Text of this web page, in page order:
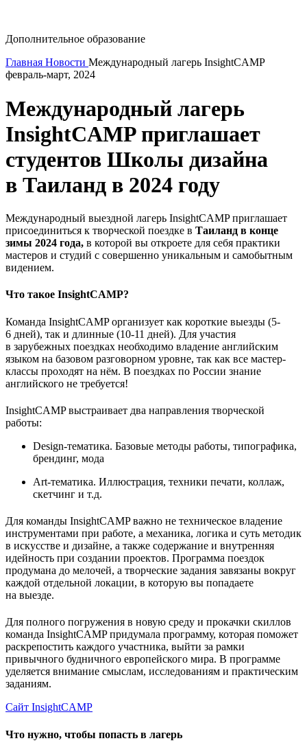
Дополнительное образование
Главная Новости Международный лагерь InsightCAMP
февраль-март, 2024
Международный лагерь
InsightCAMP приглашает
студентов Школы дизайна
в Таиланд в 2024 году
Международный выездной лагерь InsightCAMP приглашает
присоединиться к творческой поездке в Таиланд в конце
зимы 2024 года, в которой вы откроете для себя практики
мастеров и студий с совершенно уникальным и самобытным
видением.
Что такое InsightCAMP?
Команда InsightCAMP организует как короткие выезды (5-
6 дней), так и длинные (10-11 дней). Для участия
в зарубежных поездках необходимо владение английским
языком на базовом разговорном уровне, так как все мастер-
классы проходят на нём. В поездках по России знание
английского не требуется!
InsightCAMP выстраивает два направления творческой
работы:
Design-тематика. Базовые методы работы, типографика,
брендинг, мода
Art-тематика. Иллюстрация, техники печати, коллаж,
скетчинг и т.д.
Для команды InsightCAMP важно не техническое владение
инструментами при работе, а механика, логика и суть методик
в искусстве и дизайне, а также содержание и внутренняя
идейность при создании проектов. Программа поездок
продумана до мелочей, а творческие задания завязаны вокруг
каждой отдельной локации, в которую вы попадаете
на выезде.
Для полного погружения в новую среду и прокачки скиллов
команда InsightCAMP придумала программу, которая поможет
раскрепостить каждого участника, выйти за рамки
привычного будничного европейского мира. В программе
уделяется внимание смыслам, исследованиям и практическим
заданиям.
Сайт InsightCAMP
Что нужно, чтобы попасть в лагерь